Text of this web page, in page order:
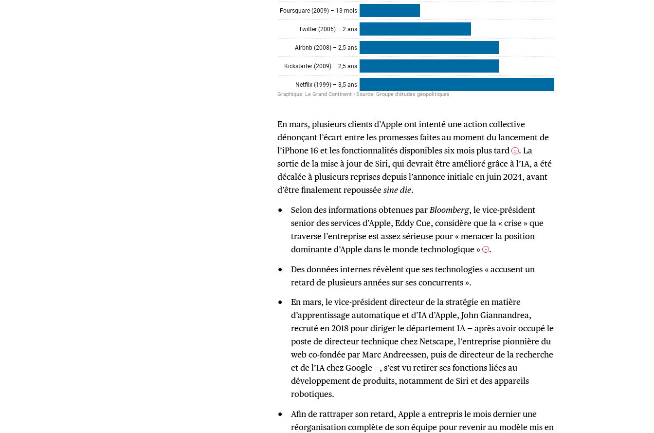
En mars, plusieurs clients d’Apple ont intenté une action collective
dénonçant l’écart entre les promesses faites au moment du lancement de
l’iPhone 16 et les fonctionnalités disponibles six mois plus tard 1 . La
sortie de la mise à jour de Siri, qui devrait être amélioré grâce à l’IA, a été
décalée à plusieurs reprises depuis l’annonce initiale en juin 2024, avant
d’être finalement repousséesine die.
Selon des informations obtenues par Bloomberg, le vice-président
senior des services d’Apple, Eddy Cue, considère que la « crise » que
traverse l’entreprise est assez sérieuse pour « menacer la position
dominante d’Apple dans le monde technologique » 2 .
Des données internes révèlent que ses technologies « accusent un
retard de plusieurs années sur ses concurrents ».
En mars, le vice-président directeur de la stratégie en matière
d’apprentissage automatique et d’IA d’Apple, John Giannandrea,
recruté en 2018 pour diriger le département IA — après avoir occupé le
poste de directeur technique chez Netscape, l’entreprise pionnière du
web co-fondée par Marc Andreessen, puis de directeur de la recherche
et de l’IA chez Google —, s’est vu retirer ses fonctions liées au
développement de produits, notamment de Siri et des appareils
robotiques.
Afin de rattraper son retard, Apple a entrepris le mois dernier une
réorganisation complète de son équipe pour revenir au modèle mis en